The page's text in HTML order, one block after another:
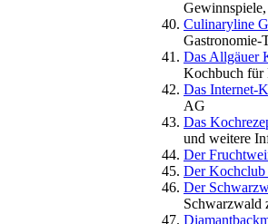
Culinaryline
Gastronomie-
Das Allgäuer
Kochbuch für
Das Internet-
AG
Das
und weitere
Der
Der Kochclub
Der
Schwarzwald